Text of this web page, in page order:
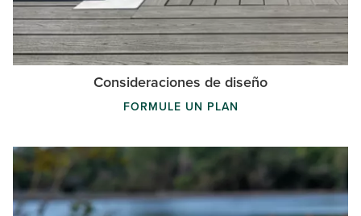
Consideraciones de diseño
FORMULE UN PLAN